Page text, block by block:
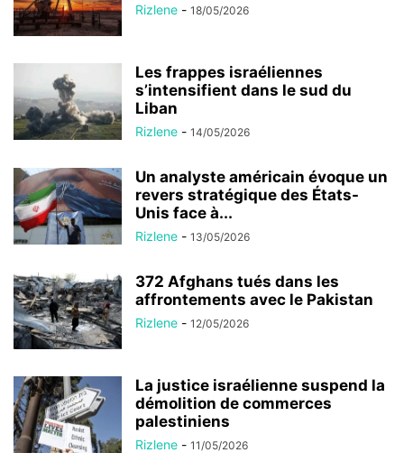
Rizlene - 18/05/2026
Les frappes israéliennes
s’intensifient dans le sud du
Liban
Rizlene - 14/05/2026
Un analyste américain évoque un
revers stratégique des États-
Unis face à...
Rizlene - 13/05/2026
372 Afghans tués dans les
affrontements avec le Pakistan
Rizlene - 12/05/2026
La justice israélienne suspend la
démolition de commerces
palestiniens
Rizlene - 11/05/2026